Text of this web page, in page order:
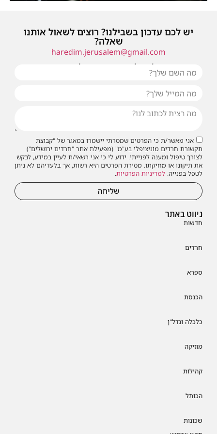
ניווט באתר
חדשות
חרדים
ספרא
הכנסת
כלכלה ונדל"ן
מוזיקה
קהילות
הכותל
שכונות
יש לכם עדכון בשבילנו? רוצים לשאול אותנו
שאלה?
haredim.jerusalem@gmail.com
או שילחו אלינו פנייה ונחזור אליכם בהקדם
אני מאשר/ת כי הפרטים שמסרתי יישמרו במאגר של "קבוצת
תקשורת חרדים מוניציפלי בע"מ" (מפעילת אתר "חרדים ירושלים")
לצורך טיפול ומענה לפנייתי. ידוע לי כי אני רשאי/ת לעיין במידע, לבקש
את תיקונו או מחיקתו. מסירת הפרטים היא רשות, אך בלעדיהם לא ניתן
לטפל בפנייה. למדיניות הפרטיות.
שליחה